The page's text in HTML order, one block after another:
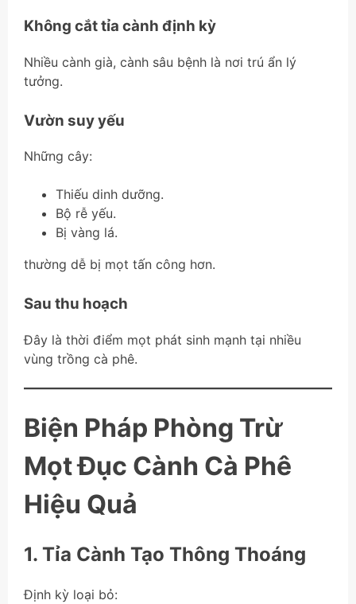
Không cắt tỉa cành định kỳ
Nhiều cành già, cành sâu bệnh là nơi trú ẩn lý
tưởng.
Vườn suy yếu
Những cây:
Thiếu dinh dưỡng.
Bộ rễ yếu.
Bị vàng lá.
thường dễ bị mọt tấn công hơn.
Sau thu hoạch
Đây là thời điểm mọt phát sinh mạnh tại nhiều
vùng trồng cà phê.
Biện Pháp Phòng Trừ
Mọt Đục Cành Cà Phê
Hiệu Quả
1. Tỉa Cành Tạo Thông Thoáng
Định kỳ loại bỏ: